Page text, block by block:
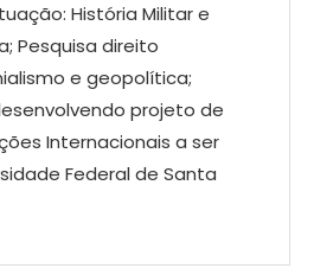
História Militar e
Pesquisa direito
e geopolítica;
projeto de
Internacionais a ser
Federal de Santa